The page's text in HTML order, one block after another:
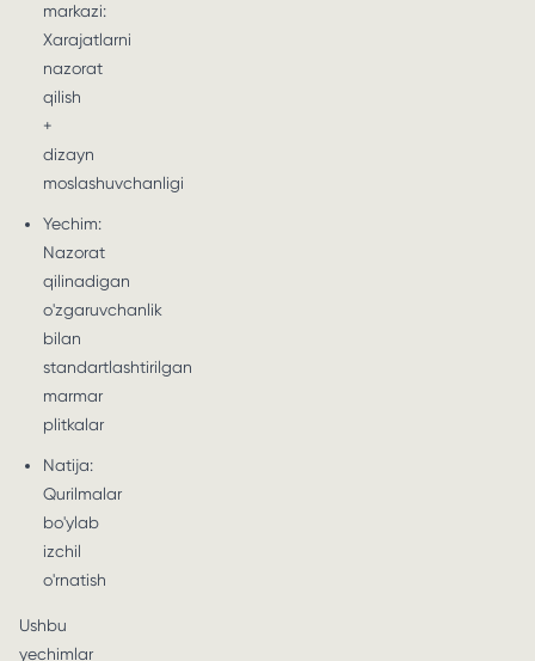
markazi:
Xarajatlarni
nazorat
qilish
+
dizayn
moslashuvchanligi
Yechim:
Nazorat
qilinadigan
o'zgaruvchanlik
bilan
standartlashtirilgan
marmar
plitkalar
Natija:
Qurilmalar
bo'ylab
izchil
o'rnatish
Ushbu
yechimlar